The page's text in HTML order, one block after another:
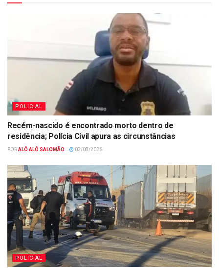
POLICIAL
Recém-nascido é encontrado morto dentro de
residência; Polícia Civil apura as circunstâncias
PORALÔ ALÔ SALOMÃO 03/08/2026
POLICIAL